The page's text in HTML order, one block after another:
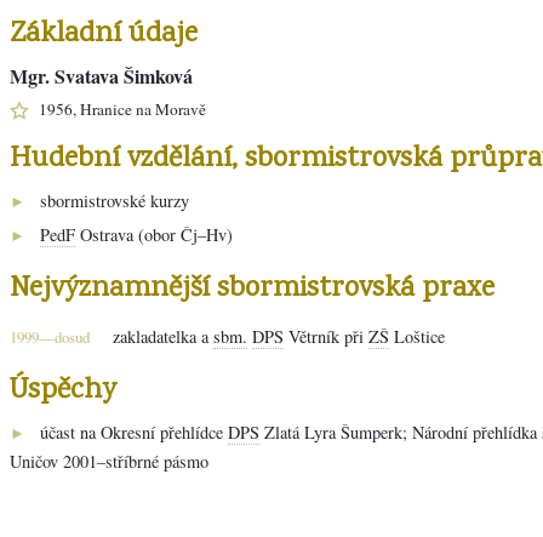
Základní údaje
Mgr. Svatava Šimková
1956, Hranice na Moravě
Hudební vzdělání, sbormistrovská
► sbormistrovské kurzy
► PedF Ostrava (obor Čj–Hv)
Nejvýznamnější sbormistrovská praxe
1999—dosud zakladatelka a sbm. DPS Větrník při ZŠ Loštice
Úspěchy
► účast na Okresní přehlídce DPS Zlatá Lyra Šumperk; Národní
Uničov 2001–stříbrné pásmo